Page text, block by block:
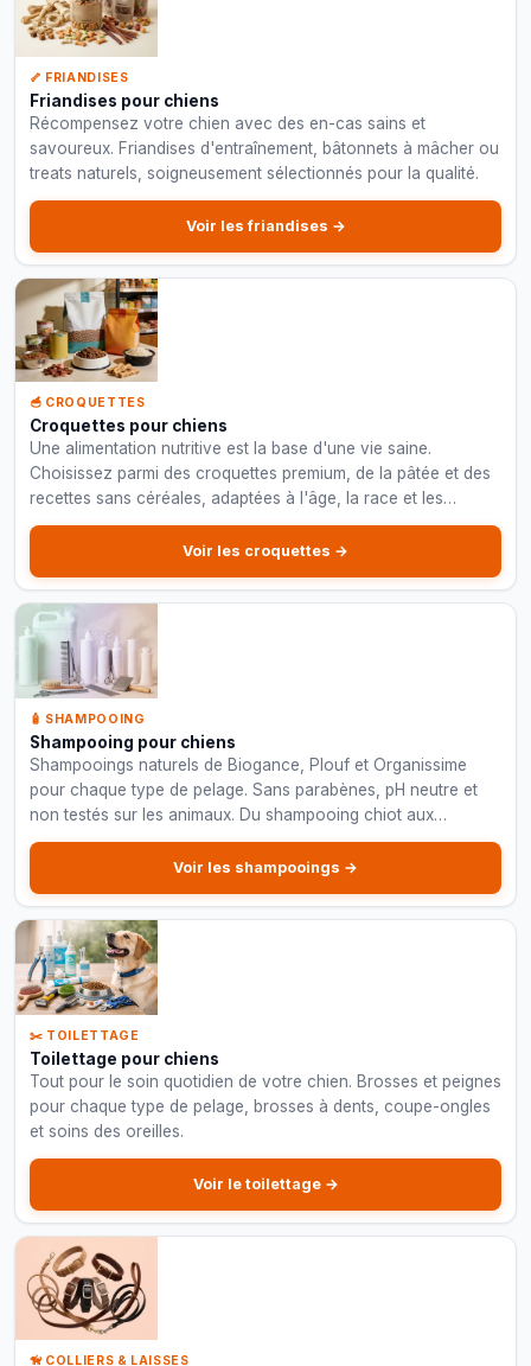
🦴 FRIANDISES
Friandises pour chiens
Récompensez votre chien avec des en-cas sains et
savoureux. Friandises d'entraînement, bâtonnets à mâcher ou
treats naturels, soigneusement sélectionnés pour la qualité.
Voir les friandises →
🥣 CROQUETTES
Croquettes pour chiens
Une alimentation nutritive est la base d'une vie saine.
Choisissez parmi des croquettes premium, de la pâtée et des
recettes sans céréales, adaptées à l'âge, la race et les
besoins de votre chien.
Voir les croquettes →
🧴 SHAMPOOING
Shampooing pour chiens
Shampooings naturels de Biogance, Plouf et Organissime
pour chaque type de pelage. Sans parabènes, pH neutre et
non testés sur les animaux. Du shampooing chiot aux
formules anti-odeur et pelage blanc.
Voir les shampooings →
✂️ TOILETTAGE
Toilettage pour chiens
Tout pour le soin quotidien de votre chien. Brosses et peignes
pour chaque type de pelage, brosses à dents, coupe-ongles
et soins des oreilles.
Voir le toilettage →
🦮 COLLIERS & LAISSES